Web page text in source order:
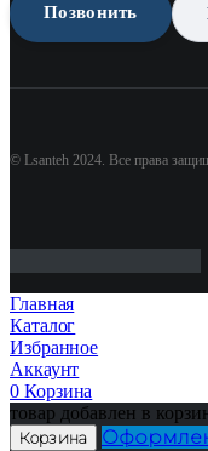
Позвонить
© Lsanteh 2024. Все права
Главная
Каталог
Избранное
Аккаунт
0 Корзина
товар добавлен в
Корзина